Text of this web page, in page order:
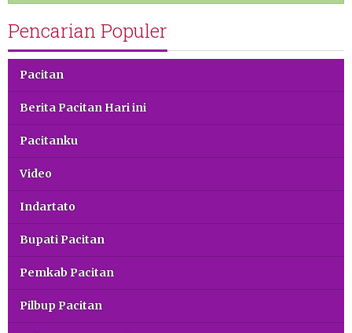
Pencarian Populer
Pacitan
Berita Pacitan Hari ini
Pacitanku
Video
Indartato
Bupati Pacitan
Pemkab Pacitan
Pilbup Pacitan